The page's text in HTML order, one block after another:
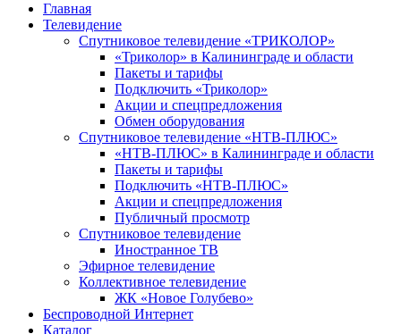
Главная
Телевидение
Спутниковое телевидение «ТРИКОЛОР»
«Триколор» в Калининграде и области
Пакеты и тарифы
Подключить «Триколор»
Акции и спецпредложения
Обмен оборудования
Спутниковое телевидение «НТВ-ПЛЮС»
«НТВ-ПЛЮС» в Калининграде и области
Пакеты и тарифы
Подключить «НТВ-ПЛЮС»
Акции и спецпредложения
Публичный просмотр
Спутниковое телевидение
Иностранное ТВ
Эфирное телевидение
Коллективное телевидение
ЖК «Новое Голубево»
Беспроводной Интернет
Каталог